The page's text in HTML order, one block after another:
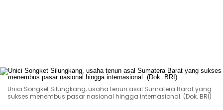
Unici Songket Silungkang, usaha tenun asal Sumatera Barat yang
sukses menembus pasar nasional hingga internasional. (Dok. BRI)